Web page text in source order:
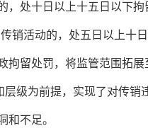
，处十日以上十五日以下拘
销活动的，处五日以上十
拘留处罚，将监管范围拓展
级为前提，实现了对传销
和不足。